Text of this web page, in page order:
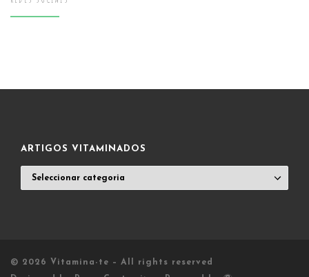
ARTIGOS VITAMINADOS
VITAMINADOS
© 2026 Vitamina-te – All rights reserved